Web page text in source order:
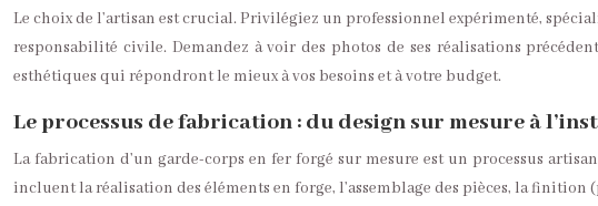
Le choix de l’artisan est crucial. Privilégiez un professionnel expérimenté,
responsabilité civile. Demandez à voir des photos de ses réalisations
esthétiques qui répondront le mieux à vos besoins et à votre budget.
Le processus de fabrication : du design sur mesure à
La fabrication d’un garde-corps en fer forgé sur mesure est un processus
incluent la réalisation des éléments en forge, l’assemblage des pièces, la